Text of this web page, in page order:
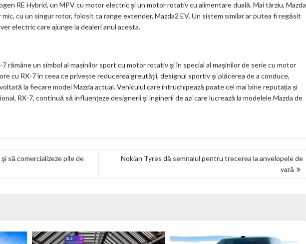
RE Hybrid, un MPV cu motor electric și un motor rotativ cu alimentare duală. Mai târziu, Mazda
cu un singur rotor, folosit ca range extender, Mazda2 EV. Un sistem similar ar putea fi regăsit
electric care ajunge la dealeri anul acesta.
rămâne un simbol al mașinilor sport cu motor rotativ și în special al mașinilor de serie cu motor
cu RX-7 în ceea ce privește reducerea greutății, designul sportiv și plăcerea de a conduce,
la fiecare model Mazda actual. Vehiculul care întruchipează poate cel mai bine reputația și
RX-7, continuă să influențeze designerii și inginerii de azi care lucrează la modelele Mazda de
să comercializeze pile de
Nokian Tyres dă semnalul pentru trecerea la anvelopele de
vară